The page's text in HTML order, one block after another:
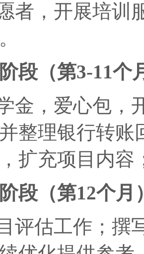
者，开展培训
段（第3-11个
金，爱心包，
整理银行转账
扩充项目内容
段（第12个月
评估工作；撰